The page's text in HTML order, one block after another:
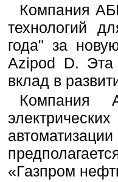
Компания
технологий
года" за
Azipod D.
вклад в
Компания
«Газпром